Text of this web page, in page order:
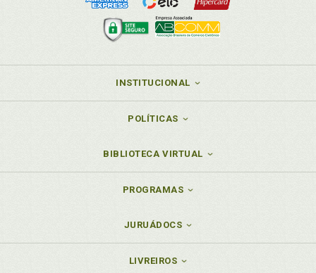
INSTITUCIONAL
POLÍTICAS
BIBLIOTECA VIRTUAL
PROGRAMAS
JURUÁDOCS
LIVREIROS